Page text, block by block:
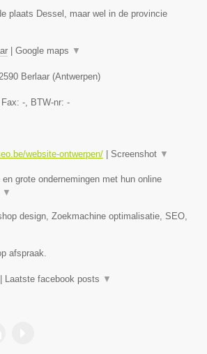
plaats Dessel, maar wel in de provincie
Google maps ▼
Berlaar (Antwerpen)
-, BTW-nr: -
website-ontwerpen/ Screenshot ▼
grote ondernemingen met hun online
▼
design, Zoekmachine optimalisatie, SEO,
afspraak.
Laatste facebook posts ▼